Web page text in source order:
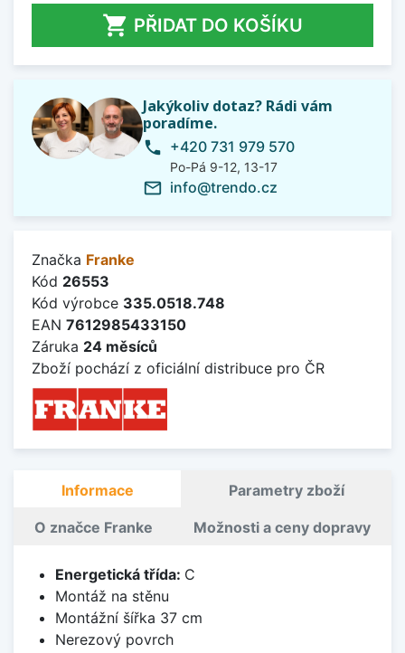
 PŘIDAT DO KOŠÍKU
Jakýkoliv dotaz? Rádi vám
poradíme.
phone +420 731 979 570
Po-Pá 9-12, 13-17
mail_outline info@trendo.cz
Značka Franke
Kód 26553
Kód výrobce 335.0518.748
EAN 7612985433150
Záruka 24 měsíců
Zboží pochází z oficiální distribuce pro ČR
Informace Parametry zboží
O značce Franke Možnosti a ceny dopravy
Energetická třída: C
Montáž na stěnu
Montážní šířka 37 cm
Nerezový povrch